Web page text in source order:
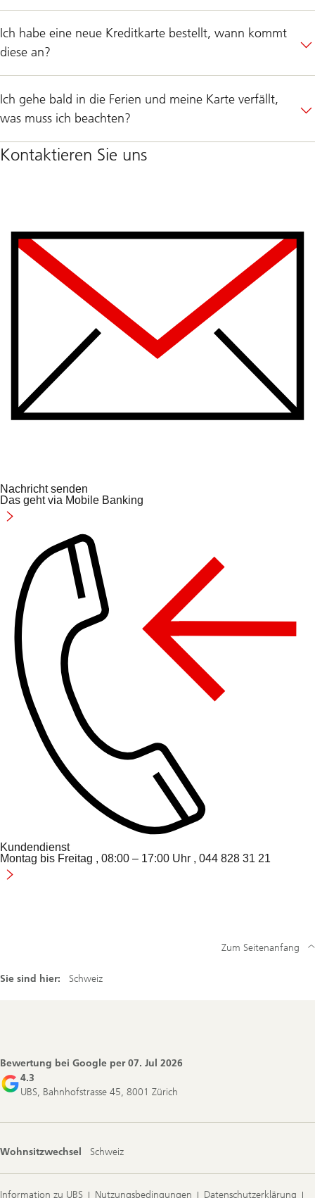
Ich habe eine neue Kreditkarte bestellt, wann kommt
diese an?
Ich gehe bald in die Ferien und meine Karte verfällt,
was muss ich beachten?
Kontaktieren Sie uns
Nachricht senden
Das geht via Mobile Banking
Kundendienst
Montag bis Freitag , 08:00 – 17:00 Uhr , 044 828 31 21
Sie sind hier: Schweiz
Zum Seitenanfang
Bewertung bei Google per07. Jul 2026
4.3
UBS, Bahnhofstrasse 45, 8001 Zürich
Wohnsitzwechsel Schweiz
Information zu UBS Nutzungsbedingungen Datenschutzerklärung